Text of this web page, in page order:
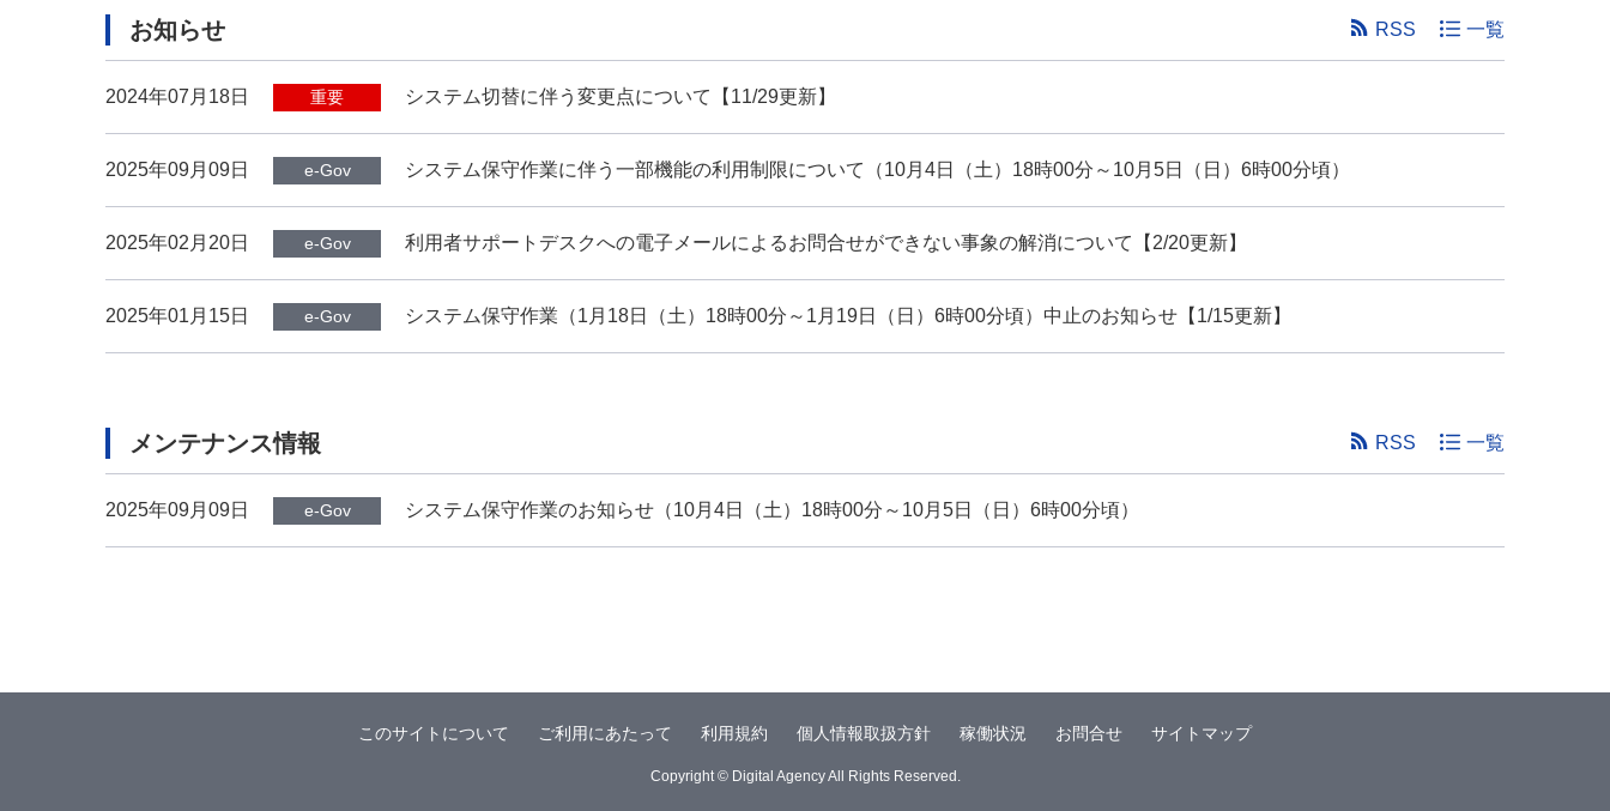
お知らせ RSS 一覧
2024年07月18日 重要 システム切替に伴う変更点について【11/29更新】
2025年09月09日 e-Gov システム保守作業に伴う一部機能の利用制限について（10月4日（土）18時00分～10月5日（日）6時00分頃）
2025年02月20日 e-Gov 利用者サポートデスクへの電子メールによるお問合せができない事象の解消について【2/20更新】
2025年01月15日 e-Gov システム保守作業（1月18日（土）18時00分～1月19日（日）6時00分頃）中止のお知らせ【1/15更新】
メンテナンス情報 RSS 一覧
2025年09月09日 e-Gov システム保守作業のお知らせ（10月4日（土）18時00分～10月5日（日）6時00分頃）
このサイトについて ご利用にあたって 利用規約 個人情報取扱方針 稼働状況 お問合せ サイトマップ
Copyright © Digital Agency All Rights Reserved.